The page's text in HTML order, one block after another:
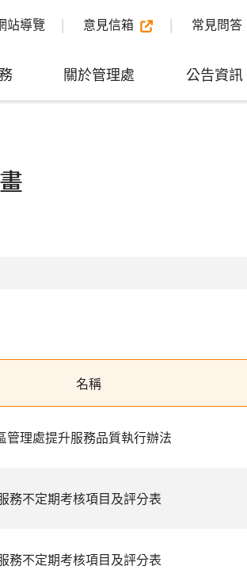
站導覽 意見信箱 常見問答
關於管理處 公告資訊
名稱
管理處提升服務品質執行辦法
務不定期考核項目及評分表
務不定期考核項目及評分表